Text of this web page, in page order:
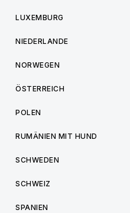
LUXEMBURG
NIEDERLANDE
NORWEGEN
ÖSTERREICH
POLEN
RUMÄNIEN MIT HUND
SCHWEDEN
SCHWEIZ
SPANIEN